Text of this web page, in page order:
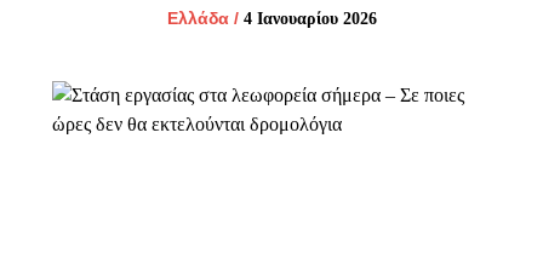
Ελλάδα/ 4 Ιανουαρίου 2026